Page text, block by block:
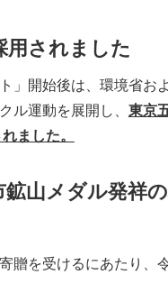
用されました
」開始後は、環境省お
ル運動を展開し、 東京
ました。
山メダル発祥
贈を受けるにあたり、